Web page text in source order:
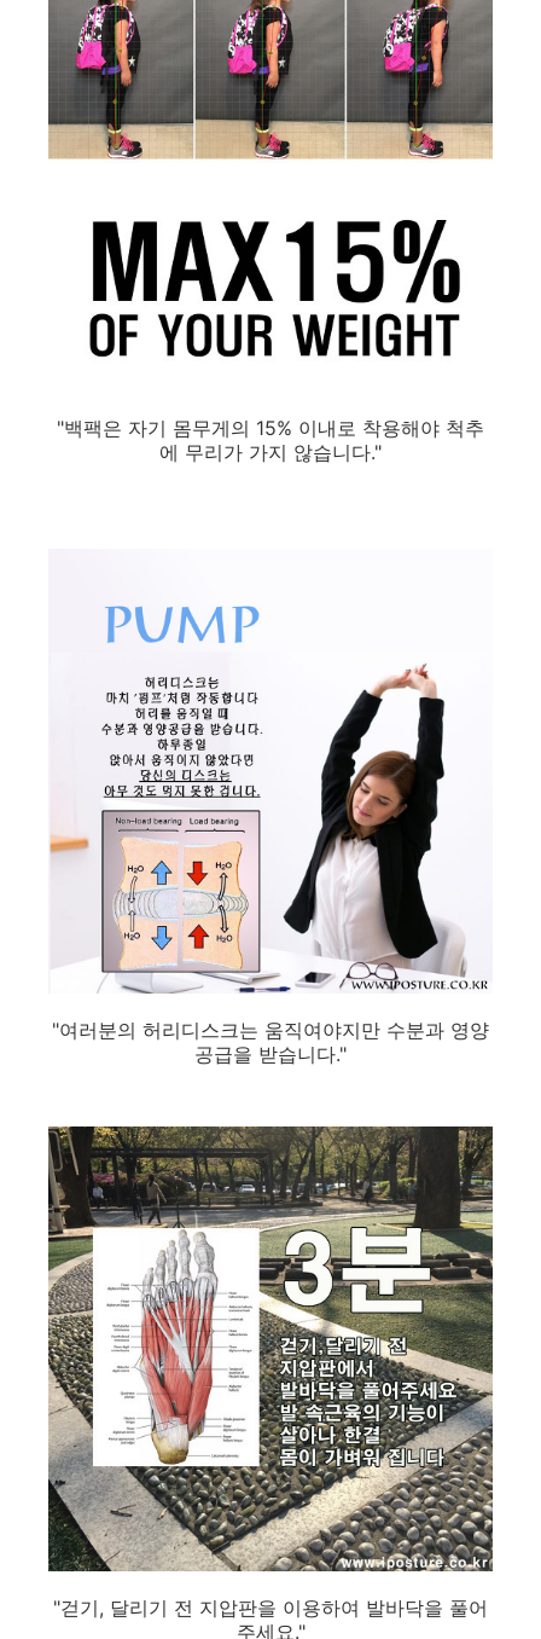
"백팩은 자기 몸무게의 15% 이내로 착용해야 척추
에 무리가 가지 않습니다."
"여러분의 허리디스크는 움직여야지만 수분과 영양
공급을 받습니다."
"걷기, 달리기 전 지압판을 이용하여 발바닥을 풀어
주세요."